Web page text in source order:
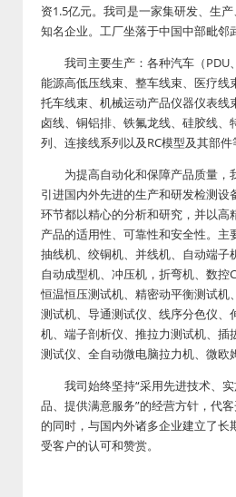
资1.5亿元。我司是一家集研发、生
知名企业。工厂坐落于中国中部毗邻
我司主要生产：各种汽车（PDU
能源高低压线束、整车线束、医疗
托车线束、机械运动产品仪器仪表线
卤线、铜铝排、铁氟龙线、硅胶线、
列、连接线系列以及RC模型及其部件
为提高自动化和保障产品质量，
引进国内外先进的生产和研发检测设
环节都以精心的分析和研究，并以高
产品的适用性、可靠性和安全性。主
抽线机、绞铜机、并线机、自动端子
自动成型机、冲压机，折弯机、数控
恒温恒压测试机、精密动平衡测试机
测试机、导通测试仪、线序分色仪、
机、端子剖析仪、推拉力测试机、插
测试仪、全自动微电脑拉力机、微欧
我司始终坚持“采用先进技术、
品、提供满意服务”的经营方针，代
的同时，与国内外诸多企业建立了长
受客户的认可和赞赏。